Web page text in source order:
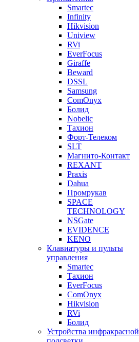
Smartec
Infinity
Hikvision
Uniview
RVi
EverFocus
Giraffe
Beward
DSSL
Samsung
ComOnyx
Болид
Nobelic
Тахион
Форт-Телеком
SLT
Магнито-Контакт
REXANT
Praxis
Dahua
Промрукав
SPACE
TECHNOLOGY
NSGate
EVIDENCE
KENO
Клавиатуры и пульты
управления
Smartec
Тахион
EverFocus
ComOnyx
Hikvision
RVi
Болид
Устройства инфракрасной